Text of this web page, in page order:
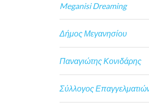
Meganisi Dreaming
Δήμος Μεγανησίου
Παναγιώτης Κονιδάρης
Σύλλογος